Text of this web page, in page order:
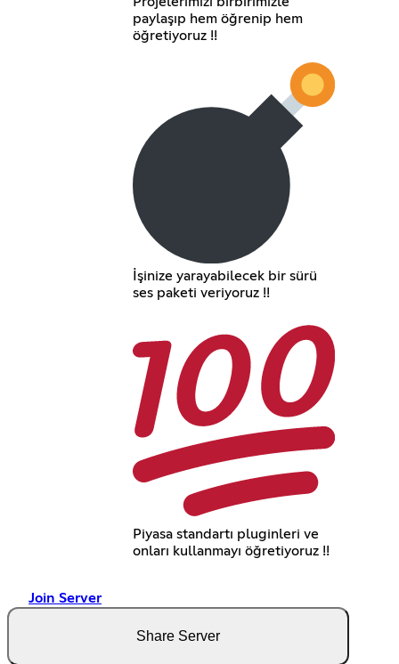
paylaşıp hem öğrenip hem
öğretiyoruz !!
İşinize yarayabilecek bir sürü
ses paketi veriyoruz !!
Piyasa standartı pluginleri ve
onları kullanmayı öğretiyoruz !!
Join Server
Share Server